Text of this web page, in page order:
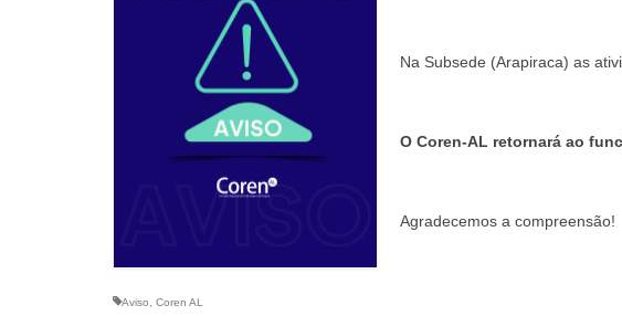
Na Subsede (Arapiraca) as
O Coren-AL retornará ao
Agradecemos a compreensão!
Aviso Coren AL